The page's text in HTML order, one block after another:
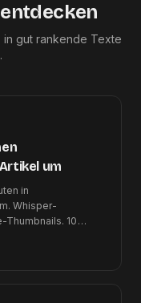
gut rankende Texte
um
in
Whisper-
Thumbnails. 10